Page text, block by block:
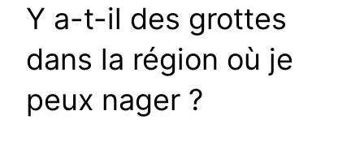
Y a-t-il des grottes
dans la région où je
peux nager ?